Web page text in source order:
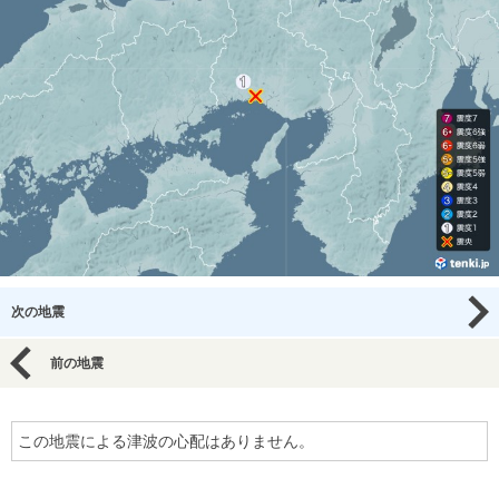
次の地震
前の地震
この地震による津波の心配はありません。